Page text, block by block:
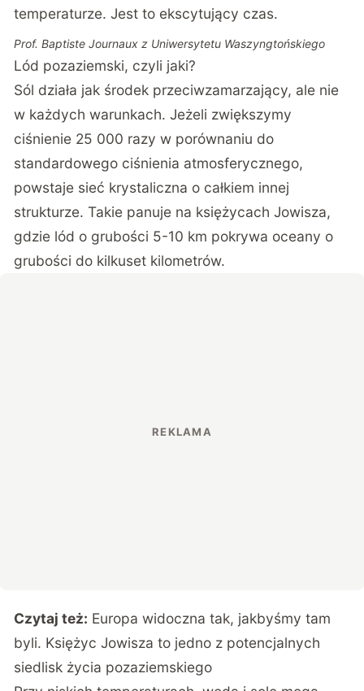
temperaturze. Jest to ekscytujący czas.
Prof. Baptiste Journaux z Uniwersytetu Waszyngtońskiego
Lód pozaziemski, czyli jaki?
Sól działa jak środek przeciwzamarzający, ale nie
w każdych warunkach. Jeżeli zwiększymy
ciśnienie 25 000 razy w porównaniu do
standardowego ciśnienia atmosferycznego,
powstaje sieć krystaliczna o całkiem innej
strukturze. Takie panuje na księżycach Jowisza,
gdzie lód o grubości 5-10 km pokrywa oceany o
grubości do kilkuset kilometrów.
Czytaj też: Europa widoczna tak, jakbyśmy tam
byli. Księżyc Jowisza to jedno z potencjalnych
siedlisk życia pozaziemskiego